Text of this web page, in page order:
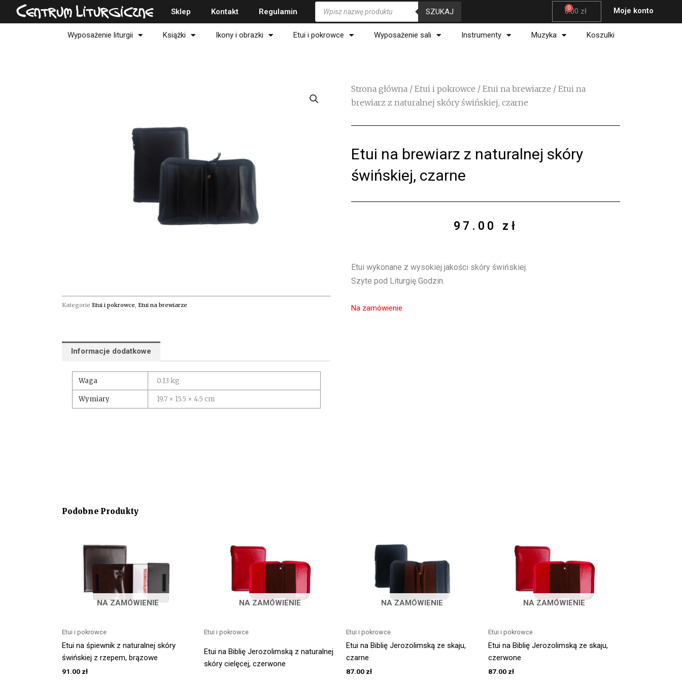
PrzejdźCentrum Liturgiczne Sklep Kontakt Regulamin
Wyszukiwarka
produktów
SZUKAJ 0.00 zł
Wózek Moje konto
Wyposażenie liturgii Książki Ikony i obrazki Etui i pokrowce Wyposażenie sali Instrumenty Muzyka Koszulki
Kategorie Etui i pokrowce, Etui na brewiarze
Informacje dodatkowe
Waga 0.13 kg
Wymiary 19.7 × 15.5 × 4.5 cm
Strona główna / Etui i pokrowce / Etui na brewiarze / Etui na
brewiarz z naturalnej skóry świńskiej, czarne
Etui na brewiarz z naturalnej skóry
świńskiej, czarne
97.00 zł
Etui wykonane z wysokiej jakości skóry świńskiej.
Szyte pod Liturgię Godzin.
Na zamówienie
Podobne Produkty
NA ZAMÓWIENIE
Etui i pokrowce
Etui na śpiewnik z naturalnej skóry
świńskiej z rzepem, brązowe
91.00 zł
NA ZAMÓWIENIE
Etui i pokrowce
Etui na Biblię Jerozolimską z naturalnej
skóry cielęcej, czerwone
NA ZAMÓWIENIE
Etui i pokrowce
Etui na Biblię Jerozolimską ze skaju,
czarne
87.00 zł
NA ZAMÓWIENIE
Etui i pokrowce
Etui na Biblię Jerozolimską ze skaju,
czerwone
87.00 zł